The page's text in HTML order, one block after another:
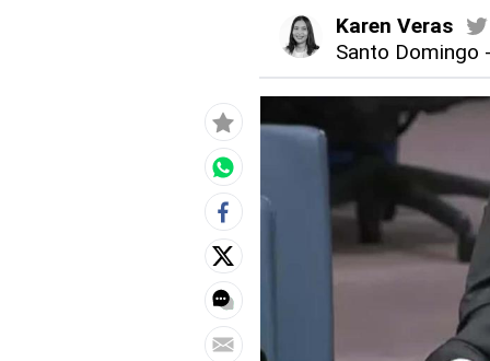
Karen Veras
Santo Domingo